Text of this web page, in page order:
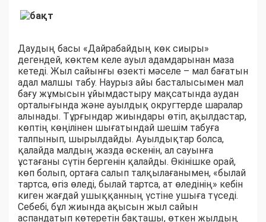
Даудың басы «Дайрабайдың көк сиыры»
дегендей, көктем келе ауыл адамдарынан маза
кетеді. Жыл сайынғы өзекті мәселе – мал бағатын
адал малшы табу. Наурыз айы басталысымен мал
бағу жұмысын ұйымдастыру мақсатында аудан
орталығында және ауылдық округтерде шаралар
алынады. Тұрғындар жиындары өтіп, ақылдастар,
көптің көңілінен шығатындай шешім табуға
талпынып, шырылдайды. Ауылдықтар болса,
қалайда малдың жазда өскенін, ал сауынға
ұстағаны сүтін бергенін қалайды. Өкінішке орай,
көп болып, ортаға салып талқылағанымен, «былай
тартса, өгіз өледі, былай тартса, ат өледінің» кебін
киген жағдай ушыққанның үстіне ушыға түседі.
Себебі, бұл жиында ақысын жыл сайын
аспандатып көтеретін бақташы, өткен жылдың